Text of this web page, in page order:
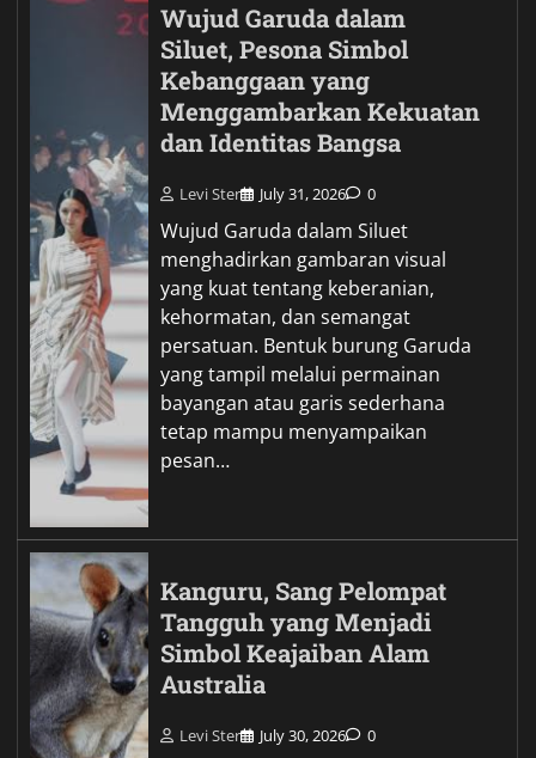
Wujud Garuda dalam
Siluet, Pesona Simbol
Kebanggaan yang
Menggambarkan Kekuatan
dan Identitas Bangsa
Levi Ster July 31, 2026 0
Wujud Garuda dalam Siluet
menghadirkan gambaran visual
yang kuat tentang keberanian,
kehormatan, dan semangat
persatuan. Bentuk burung Garuda
yang tampil melalui permainan
bayangan atau garis sederhana
tetap mampu menyampaikan
pesan…
Kanguru, Sang Pelompat
Tangguh yang Menjadi
Simbol Keajaiban Alam
Australia
Levi Ster July 30, 2026 0